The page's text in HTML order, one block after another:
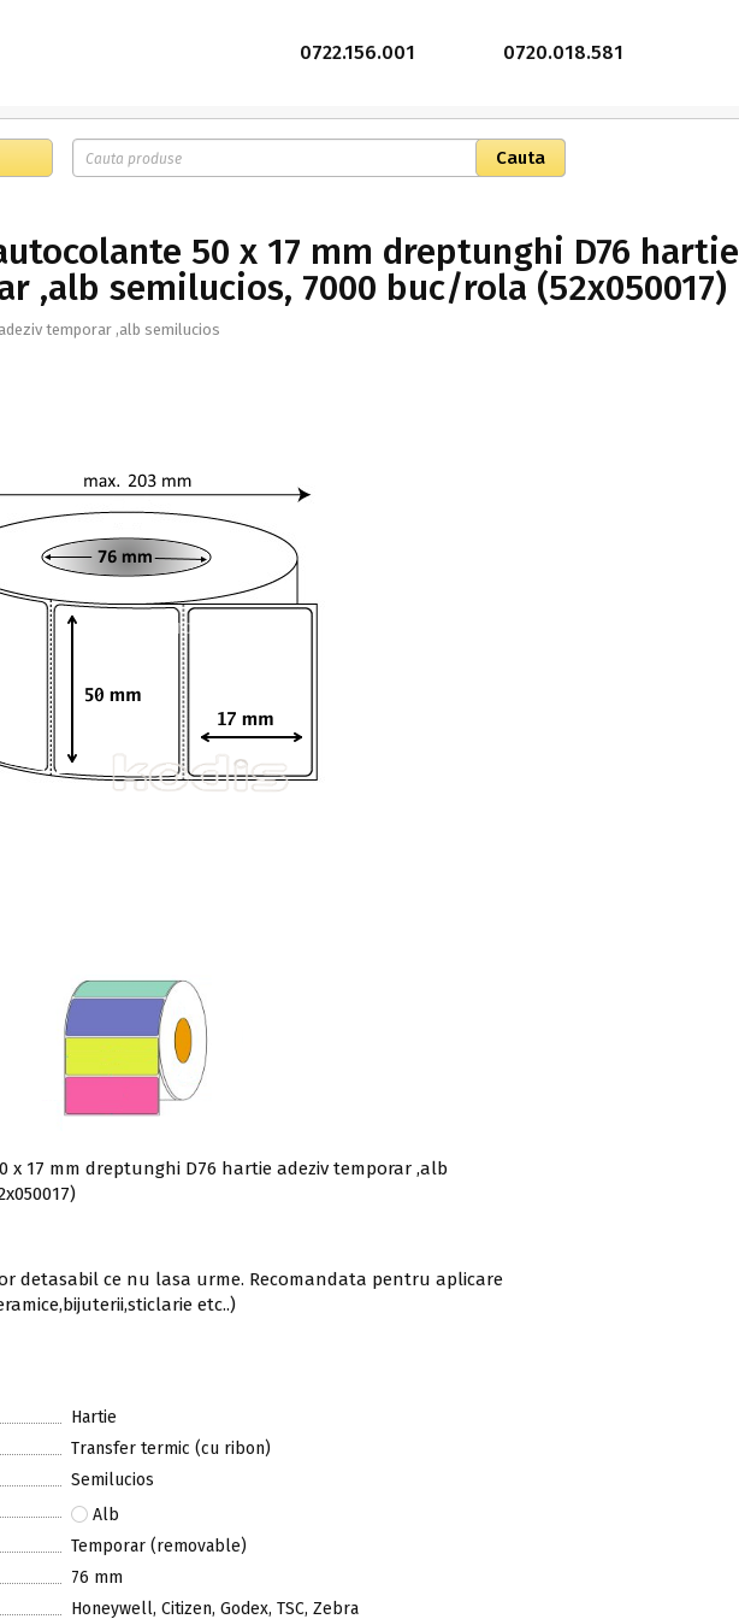
0722.156.001 0720.018.581
50 x 17 mm dreptunghi D76 hartie
,alb semilucios, 7000 buc/rola (52x050017)
temporar ,alb semilucios
x 17 mm dreptunghi D76 hartie adeziv temporar ,alb
detasabil ce nu lasa urme. Recomandata pentru aplicare
etc..)
Hartie
Transfer termic (cu ribon)
Semilucios
Alb
Temporar (removable)
76 mm
Honeywell, Citizen, Godex, TSC, Zebra